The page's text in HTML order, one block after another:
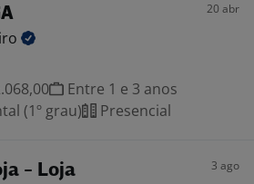
20 abr
Entre 1 e 3 anos
(1º grau)
Presencial
- Loja 3 ago